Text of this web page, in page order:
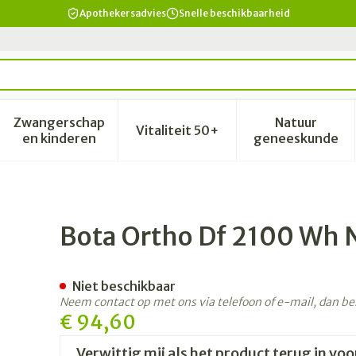
Apothekersadvies Snelle beschikbaarheid
verzorging en hygiëne categorie
voor Dieet, voeding en vitamines categorie
Zwangerschap
en kinderenToon submenu voor Zwangerschap en
Vitaliteit 50+Toon submenu voor Vitaliteit
Natuur
geneeskunde
Toon
Bota Ortho Df 2100 Wh
€ 94,60
Niet beschikbaar
Neem contact op met ons via telefoon of e-mail, dan